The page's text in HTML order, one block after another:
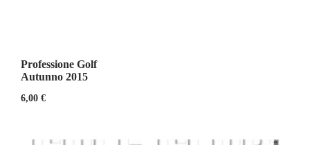
Professione Golf
Autunno 2015
6,00 €